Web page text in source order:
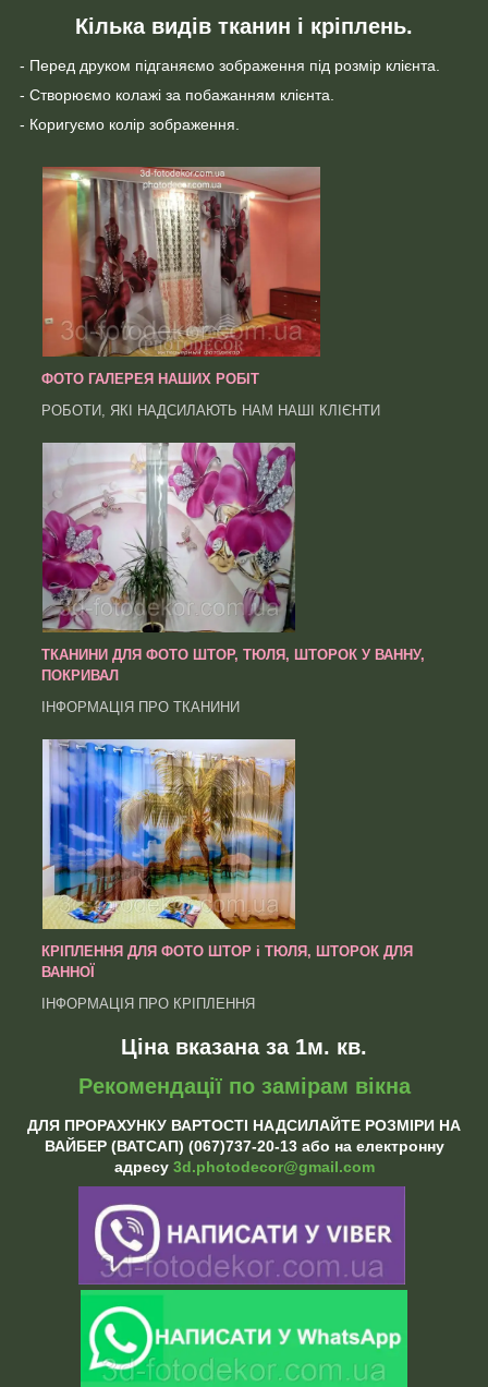
Кілька видів тканин і кріплень.
- Перед друком підганяємо зображення під розмір клієнта.
- Створюємо колажі за побажанням клієнта.
- Коригуємо колір зображення.
ФОТО ГАЛЕРЕЯ НАШИХ РОБІТ
РОБОТИ, ЯКІ НАДСИЛАЮТЬ НАМ НАШІ КЛІЄНТИ
ТКАНИНИ ДЛЯ ФОТО ШТОР, ТЮЛЯ, ШТОРОК У ВАННУ,
ПОКРИВАЛ
ІНФОРМАЦІЯ ПРО ТКАНИНИ
КРІПЛЕННЯ ДЛЯ ФОТО ШТОР і ТЮЛЯ, ШТОРОК ДЛЯ
ВАННОЇ
ІНФОРМАЦІЯ ПРО КРІПЛЕННЯ
Ціна вказана за 1м. кв.
Рекомендації по замірам вікна
ДЛЯ ПРОРАХУНКУ ВАРТОСТІ НАДСИЛАЙТЕ РОЗМІРИ НА
ВАЙБЕР (ВАТСАП) (067)737-20-13 або на електронну
адресу 3d.photodecor@gmail.com